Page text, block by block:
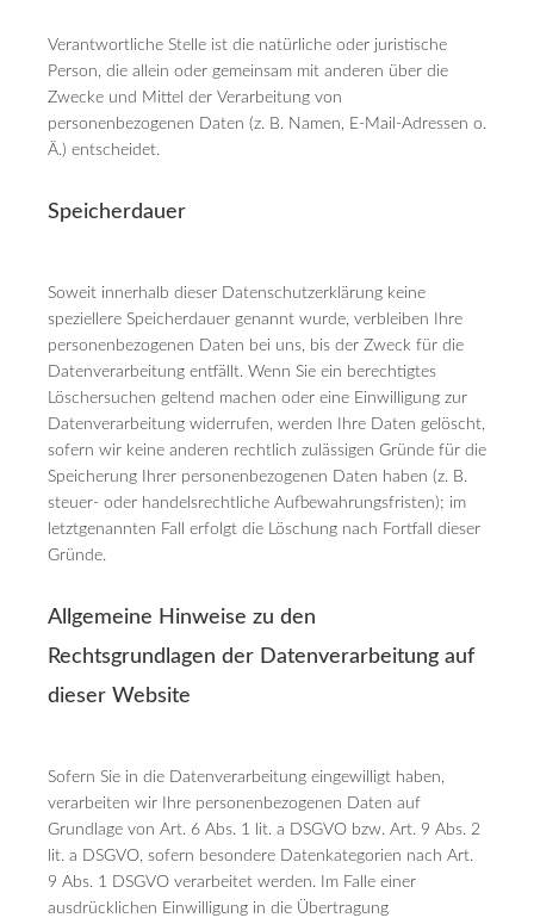
Verantwortliche Stelle ist die natürliche oder juristische
Person, die allein oder gemeinsam mit anderen über die
Zwecke und Mittel der Verarbeitung von
personenbezogenen Daten (z. B. Namen, E-Mail-Adressen o.
Ä.) entscheidet.
Speicherdauer
Soweit innerhalb dieser Datenschutzerklärung keine
speziellere Speicherdauer genannt wurde, verbleiben Ihre
personenbezogenen Daten bei uns, bis der Zweck für die
Datenverarbeitung entfällt. Wenn Sie ein berechtigtes
Löschersuchen geltend machen oder eine Einwilligung zur
Datenverarbeitung widerrufen, werden Ihre Daten gelöscht,
sofern wir keine anderen rechtlich zulässigen Gründe für die
Speicherung Ihrer personenbezogenen Daten haben (z. B.
steuer- oder handelsrechtliche Aufbewahrungsfristen); im
letztgenannten Fall erfolgt die Löschung nach Fortfall dieser
Gründe.
Allgemeine Hinweise zu den
Rechtsgrundlagen der Datenverarbeitung auf
dieser Website
Sofern Sie in die Datenverarbeitung eingewilligt haben,
verarbeiten wir Ihre personenbezogenen Daten auf
Grundlage von Art. 6 Abs. 1 lit. a DSGVO bzw. Art. 9 Abs. 2
lit. a DSGVO, sofern besondere Datenkategorien nach Art.
9 Abs. 1 DSGVO verarbeitet werden. Im Falle einer
ausdrücklichen Einwilligung in die Übertragung